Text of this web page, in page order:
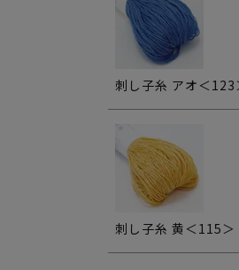
刺し子糸 アオ＜123
刺し子糸 黄＜115＞